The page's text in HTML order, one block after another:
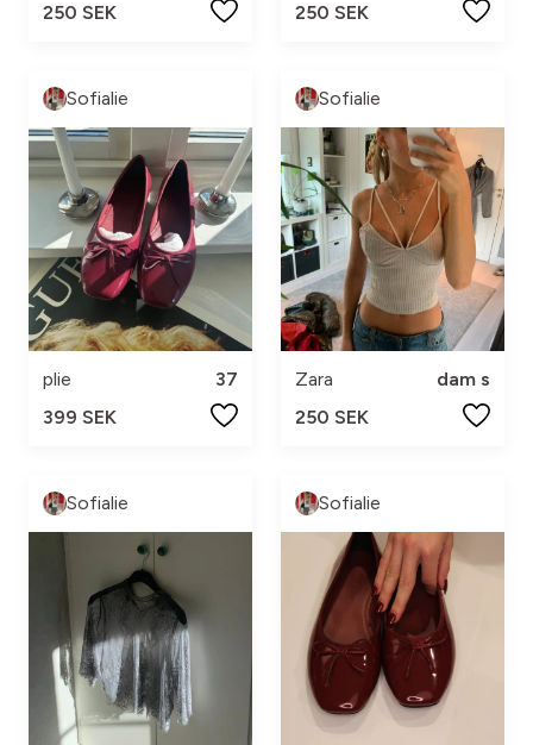
250 SEK
250 SEK
Sofialie
plie
37
399 SEK
Sofialie
Zara
dam s
250 SEK
Sofialie Sofialie